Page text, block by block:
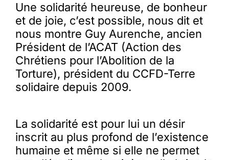
Une solidarité heureuse, de bonheur
et de joie, c’est possible, nous dit et
nous montre Guy Aurenche, ancien
Président de l’ACAT (Action des
Chrétiens pour l’Abolition de la
Torture), président du CCFD-Terre
solidaire depuis 2009.
La solidarité est pour lui un désir
inscrit au plus profond de l’existence
humaine et même si elle ne permet